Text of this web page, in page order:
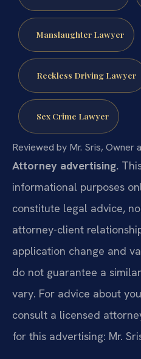
Manslaughter Lawyer
Reckless Driving Lawyer
Sex Crime Lawyer
Reviewed by Mr. Sris, Owner
Attorney advertising.
informational purposes
constitute legal advice,
attorney-client
application change and
do not guarantee a
vary. For advice about
consult a licensed
for this advertising: Mr.